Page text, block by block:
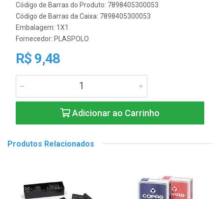
Código de Barras do Produto: 7898405300053
Código de Barras da Caixa: 7898405300053
Embalagem: 1X1
Fornecedor: PLASPOLO
R$ 9,48
Adicionar ao Carrinho
Produtos Relacionados